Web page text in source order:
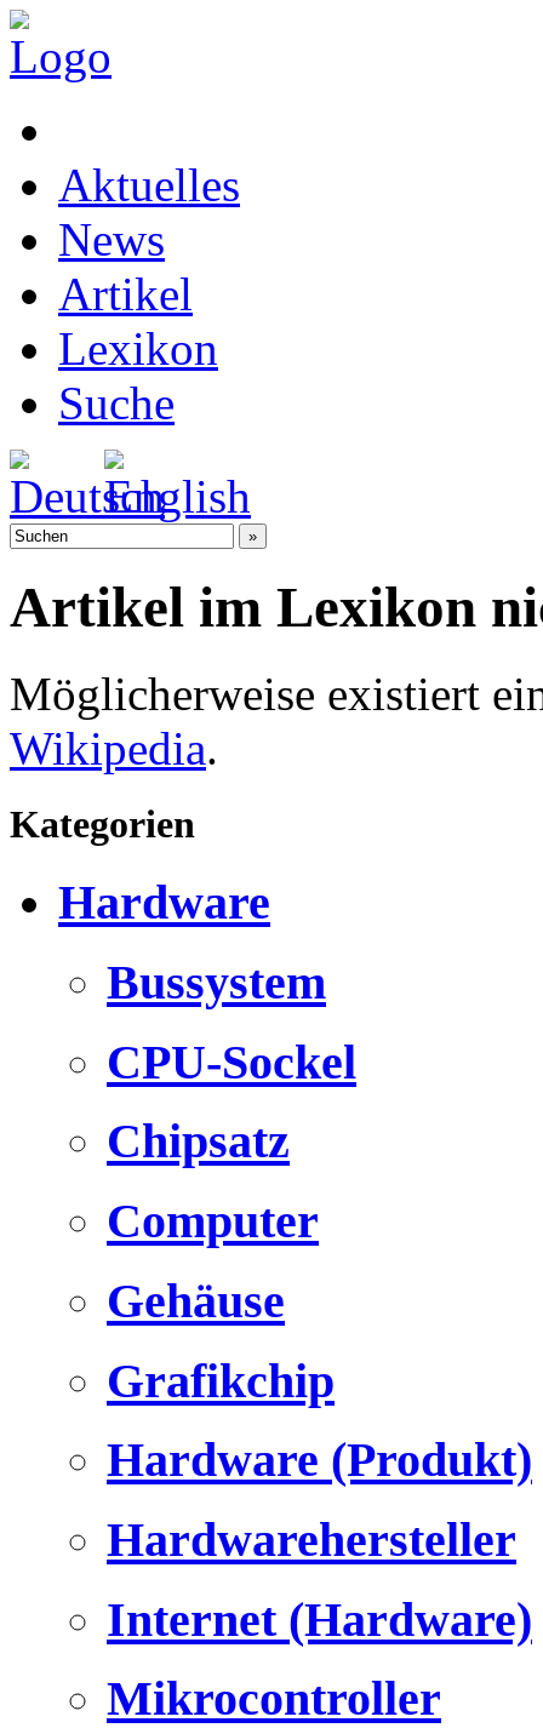
Aktuelles
News
Artikel
Lexikon
Suche
Artikel im Lexikon
Möglicherweise existiert
Wikipedia.
Kategorien
Hardware
Bussystem
CPU-Sockel
Chipsatz
Computer
Gehäuse
Grafikchip
Hardware (Produkt)
Hardwarehersteller
Internet (Hardware)
Mikrocontroller